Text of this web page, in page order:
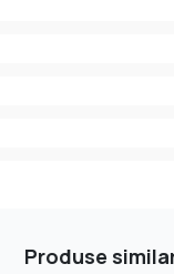
Produse